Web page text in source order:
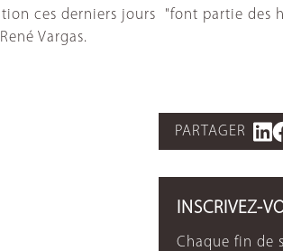
ces derniers jours "font partie des
Vargas.
PARTAGER
INSCRIVEZ-
Chaque fin de